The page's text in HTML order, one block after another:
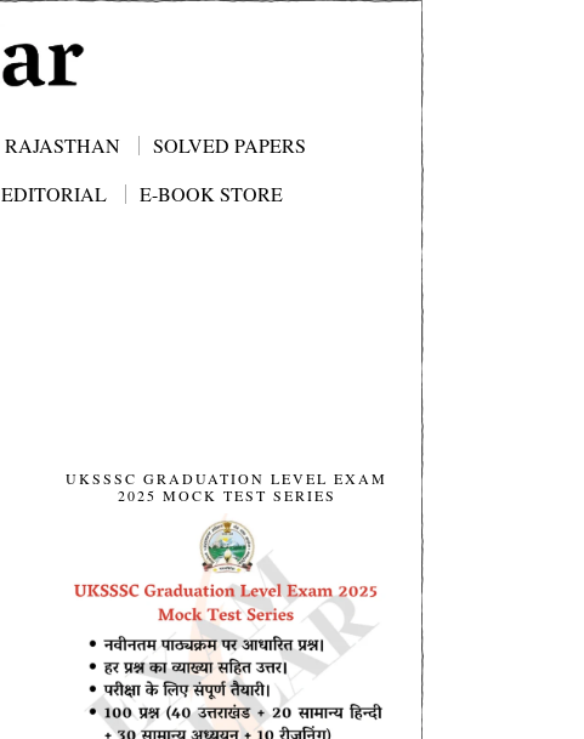
RAJASTHAN
SOLVED PAPERS
EDITORIAL
E-BOOK STORE
UKSSSC GRADUATION LEVEL EXAM
2025 MOCK TEST SERIES